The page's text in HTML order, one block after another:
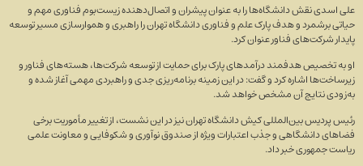
علی اسدی نقش دانشگاه‌ها را به عنوان پیشران و اتصال‌دهنده زیست‌بوم فناوری مهم و
حیاتی برشمرد و هدف پارک علم و فناوری دانشگاه تهران را راهبری و هموارسازی مسیر توسعه
پایدار شرکت‌های فناور عنوان کرد.
او به تخصیص هدفمند درآمد‌های پارک برای حمایت از توسعه شرکت‌ها، هسته‌های فناور و
زیرساخت‌ها اشاره کرد و گفت: در این زمینه برنامه‌ریزی جدی و راهبردی مهمی آغاز شده و
به‌زودی نتایج آن مشخص خواهد شد.
رئیس پردیس بین‌المللی کیش دانشگاه تهران نیز در این نشست، از تغییر مأموریت برخی
فضا‌های دانشگاهی و جذب اعتبارات ویژه از صندوق نوآوری و شکوفایی و معاونت علمی
ریاست جمهوری خبر داد.